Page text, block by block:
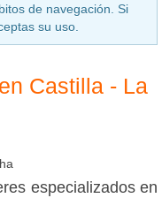
de navegación. Si
su uso.
Castilla - La
especializados en